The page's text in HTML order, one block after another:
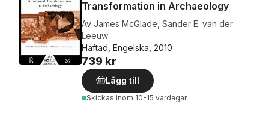
Transformation in Archaeology
Av James McGlade Sander E. van der
Leeuw
Häftad, Engelska, 2010
739 kr
Lägg till
Skickas inom 10-15 vardagar